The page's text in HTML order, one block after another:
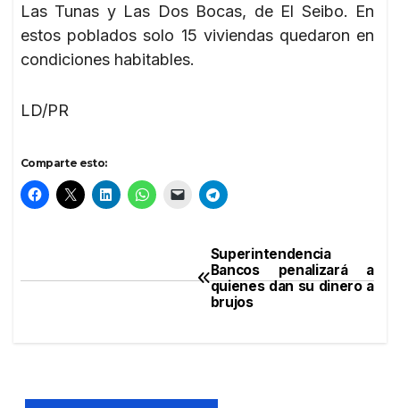
Las Tunas y Las Dos Bocas, de El Seibo. En
estos poblados solo 15 viviendas quedaron en
condiciones habitables.
LD/PR
Comparte esto:
Superintendencia
Bancos penalizará a
quienes dan su dinero a
brujos